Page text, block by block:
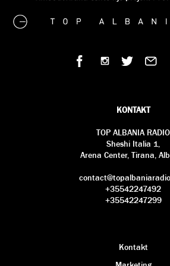
KONTAKT
TOP ALBANIA RADIO
Sheshi Italia 1,
Arena Center, Tirana,
+35542247492
+35542247299
Kontakt